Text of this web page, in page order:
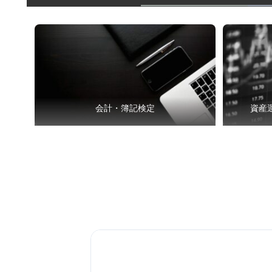
会計・簿記検定 資産